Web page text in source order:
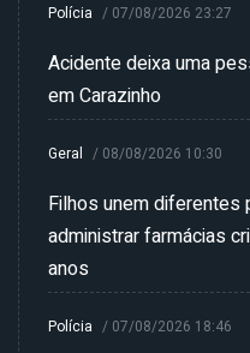
Polícia / 07/08/2026 23:27
Acidente deixa uma
em Carazinho
Geral / 08/08/2026 10:30
Filhos unem
administrar farmácias
anos
Polícia / 07/08/2026 18:46